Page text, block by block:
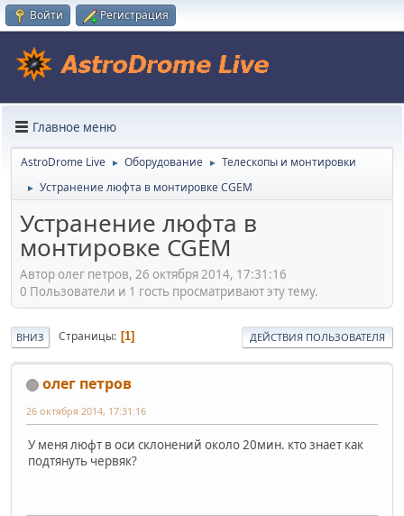
Войти Регистрация
Главное меню
AstroDrome Live ► Оборудование ► Телескопы и монтировки
► Устранение люфта в монтировке CGEM
Устранение люфта в
монтировке CGEM
Автор олег петров, 26 октября 2014, 17:31:16
0 Пользователи и 1 гость просматривают эту тему.
ВНИЗ Страницы 1 ДЕЙСТВИЯ ПОЛЬЗОВАТЕЛЯ
олег петров
26 октября 2014, 17:31:16
У меня люфт в оси склонений около 20мин. кто знает как
подтянуть червяк?